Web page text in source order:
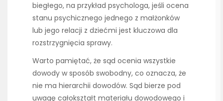
biegłego, na przykład psychologa, jeśli ocena
stanu psychicznego jednego z małżonków
lub jego relacji z dziećmi jest kluczowa dla
rozstrzygnięcia sprawy.
Warto pamiętać, że sąd ocenia wszystkie
dowody w sposób swobodny, co oznacza, że
nie ma hierarchii dowodów. Sąd bierze pod
uwagę całokształt materiału dowodowego i